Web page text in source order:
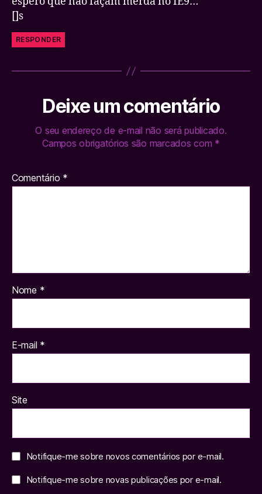
[]s
RESPONDER
Deixe um comentário
O seu endereço de e-mail não será publicado.
Campos obrigatórios são marcados com *
Comentário *
Nome *
E-mail *
Site
Notifique-me sobre novos comentários por e-mail.
Notifique-me sobre novas publicações por e-mail.